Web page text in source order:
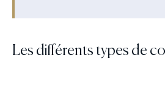
Les différents types de